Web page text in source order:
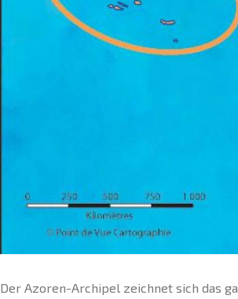
Der Azoren-Archipel zeichnet sich das